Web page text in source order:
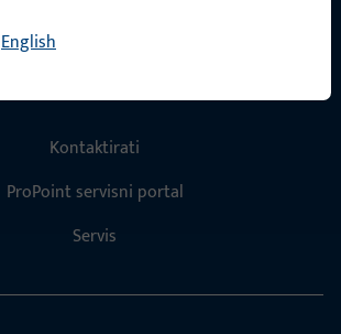
English
Kontakt
Kontaktirati
ProPoint servisni portal
Servis